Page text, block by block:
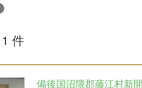
件
備後国沼隈郡藤江村新